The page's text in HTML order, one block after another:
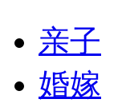
亲子
婚嫁